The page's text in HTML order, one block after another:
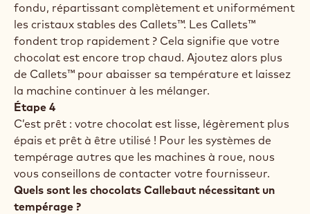
fondu, répartissant complètement et uniformément
les cristaux stables des Callets™. Les Callets™
fondent trop rapidement ? Cela signifie que votre
chocolat est encore trop chaud. Ajoutez alors plus
de Callets™ pour abaisser sa température et laissez
la machine continuer à les mélanger.
Étape 4
C’est prêt : votre chocolat est lisse, légèrement plus
épais et prêt à être utilisé ! Pour les systèmes de
tempérage autres que les machines à roue, nous
vous conseillons de contacter votre fournisseur.
Quels sont les chocolats Callebaut nécessitant un
tempérage ?